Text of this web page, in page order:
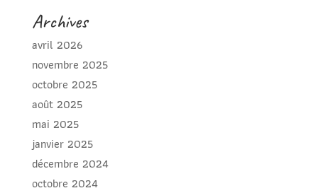
Archives
avril 2026
novembre 2025
octobre 2025
août 2025
mai 2025
janvier 2025
décembre 2024
octobre 2024